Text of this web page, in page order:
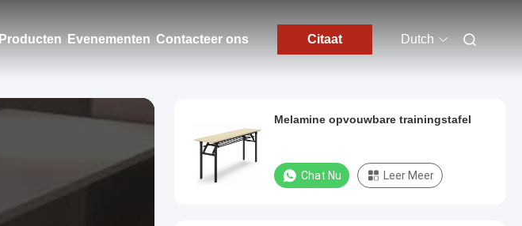
Producten Evenementen Contacteer ons Citaat Dutch
Melamine opvouwbare trainingstafel
Chat Nu Leer Meer